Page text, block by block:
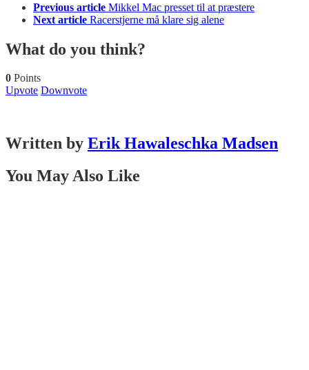
Previous article Mikkel Mac presset til at præstere
Next article Racerstjerne må klare sig alene
What do you think?
0 Points
Upvote Downvote
Written by Erik Hawaleschka Madsen
You May Also Like